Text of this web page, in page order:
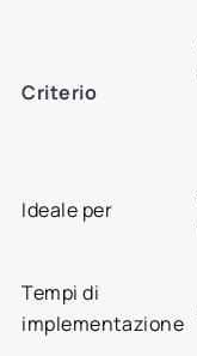
Criterio
Ideale per
Tempi di
implementazione